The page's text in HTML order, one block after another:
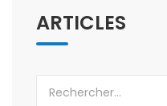
ARTICLES
Rechercher :